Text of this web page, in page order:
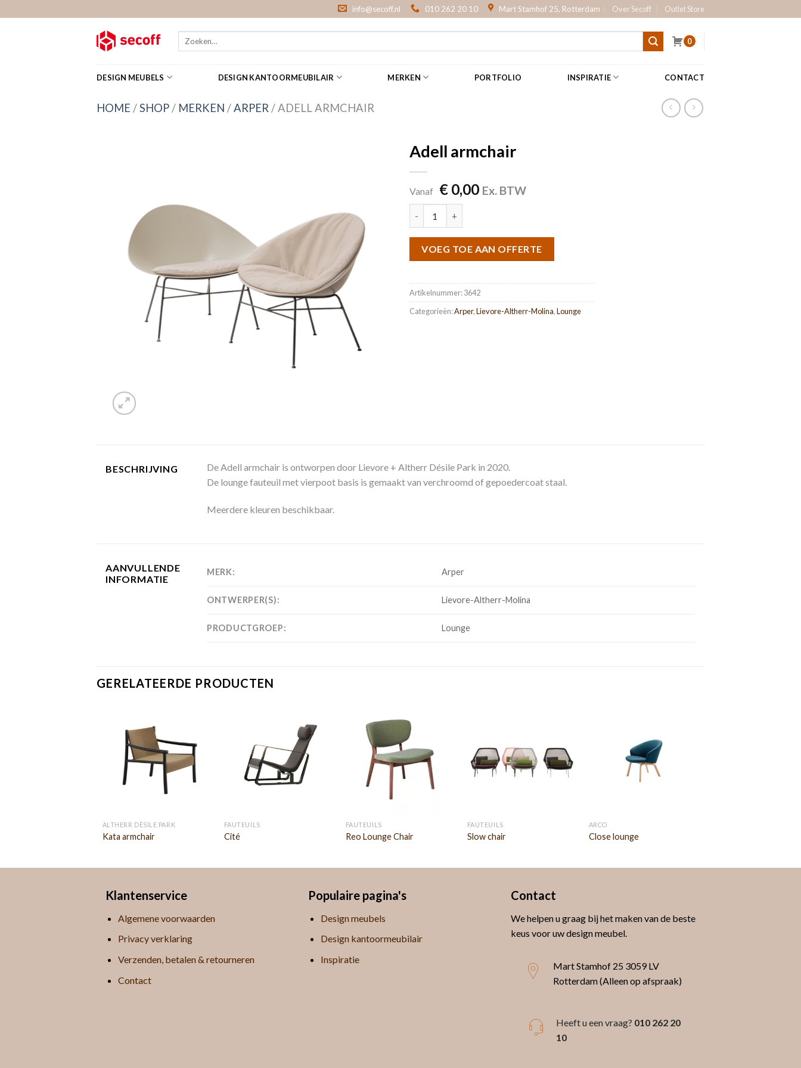
to
info@secoff.nl 010 262 20 10 Mart Stamhof 25, Rotterdam Over Secoff Outlet Store
Zoeken
0
DESIGN MEUBELS DESIGN KANTOORMEUBILAIR MERKEN PORTFOLIO INSPIRATIE CONTACT
HOME /SHOP / MERKEN /ARPER /ADELL ARMCHAIR
Adell armchair
Vanaf €0,00 Ex. BTW
VOEG TOE AAN OFFERTE
Artikelnummer:3642
Categorieën:Arper,Lievore-Altherr-Molina,Lounge
BESCHRIJVING
De Adell armchair is ontworpen door Lievore + Altherr Désile Park in 2020.
De lounge fauteuil met vierpoot basis is gemaakt van verchroomd of gepoedercoat staal.
Meerdere kleuren beschikbaar.
AANVULLENDE
INFORMATIE
MERK: Arper
ONTWERPER(S): Lievore-Altherr-Molina
PRODUCTGROEP: Lounge
GERELATEERDE PRODUCTEN
ALTHERR DÉSILE PARK
Kata armchair
FAUTEUILS
Cité
FAUTEUILS
Reo Lounge Chair
FAUTEUILS
Slow chair
ARCO
Close lounge
Klantenservice
Algemene voorwaarden
Privacy verklaring
Verzenden, betalen & retourneren
Contact
Populaire pagina's
Design meubels
Design kantoormeubilair
Inspiratie
Contact
We helpen u graag bij het maken van de beste
keus voor uw design meubel.
Mart Stamhof 25 3059 LV
Rotterdam (Alleen op afspraak)
Heeft u een vraag? 010 262 20
10